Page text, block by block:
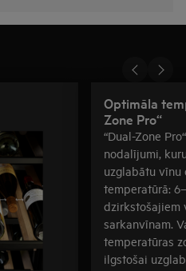
Optimāla
Zone Pro“
“Dual-Zone
nodalījumi,
uzglabātu vīnu
temperatūrā:
dzirkstošajiem
sarkanvīnam.
temperatūras
ilgstošai